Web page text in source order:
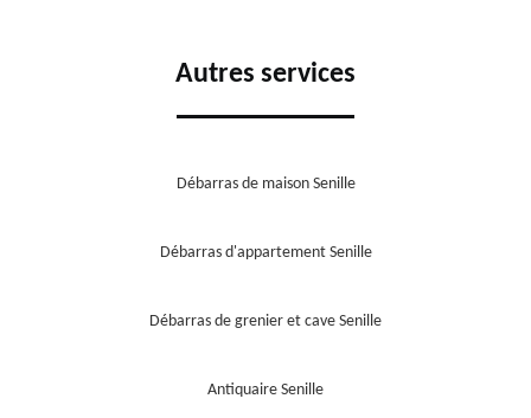
Autres services
Débarras de maison Senille
Débarras d'appartement Senille
Débarras de grenier et cave Senille
Antiquaire Senille